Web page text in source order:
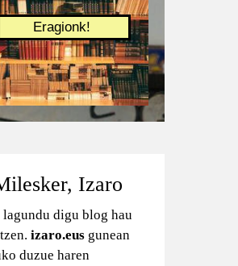
Izaro
digu blog hau
izaro.eus gunean
duzue haren